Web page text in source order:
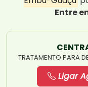
Entre
TRATAMENTO PARA
Ligar